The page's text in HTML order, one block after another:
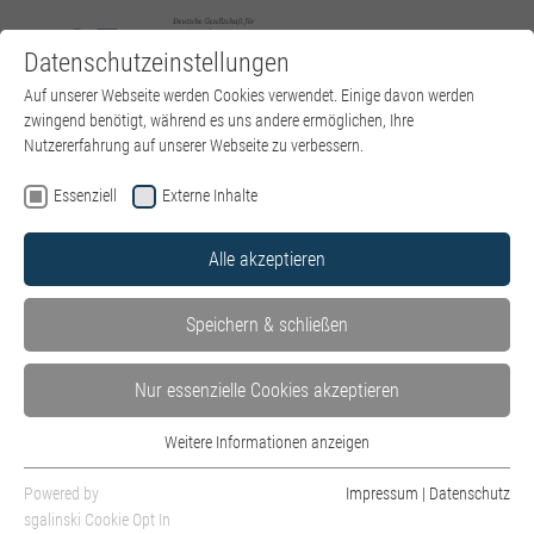
Zum Hauptinhalt springen
Sie sind hier:
DGPT e.V. News Artikel
Stellungnahme der Deutschen Gesellschaft für
Psychoanalyse, Psychotherapie, Psychosomatik und
Tiefenpsychologie (DGPT) zum Erstarken des
Rechtsextremismus in Deutschland und anderen
Ländern
Februar 2024 - Stellungnahme
Die DGPT betrachtet das Erstarken des
Rechtsextremismus, der zunächst unter
„Rechtspopulismus“ firmierte, mit großer Sorge, stellt er
Datenschutzeinstellungen
Auf unserer Webseite werden Cookies verwendet. Einige davon werden
zwingend benötigt, während es uns andere ermöglichen, Ihre
Nutzererfahrung auf unserer Webseite zu verbessern.
Essenziell Externe Inhalte
Alle akzeptieren
Speichern & schließen
Nur essenzielle Cookies akzeptieren
Essenzielle Cookies werden für grundlegende Funktionen der Webseite
benötigt. Dadurch ist gewährleistet, dass die Webseite einwandfrei
Weitere Informationen anzeigen
Powered by
sgalinski Cookie Opt In
Impressum | Datenschutz